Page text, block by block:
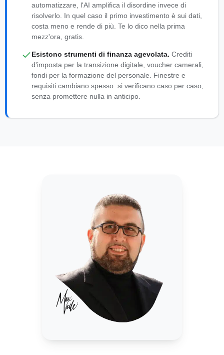
automatizzare, l'AI amplifica il disordine invece di
risolverlo. In quel caso il primo investimento è sui dati,
costa meno e rende di più. Te lo dico nella prima
mezz'ora, gratis.
Esistono strumenti di finanza agevolata. Crediti
d'imposta per la transizione digitale, voucher camerali,
fondi per la formazione del personale. Finestre e
requisiti cambiano spesso: si verificano caso per caso,
senza promettere nulla in anticipo.